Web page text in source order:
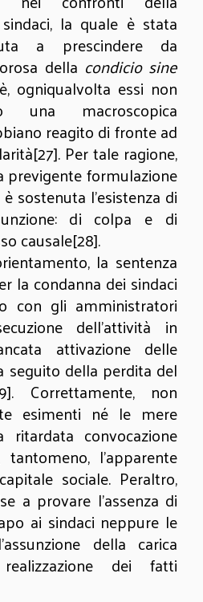
la quale è stata
a prescindere da
della condicio sine
ogniqualvolta essi non
una macroscopica
reagito di fronte ad
[27]. Per tale ragione,
formulazione
sostenuta l’esistenza di
di colpa e di
causale[28].
la sentenza
la condanna dei sindaci
con gli amministratori
dell’attività in
attivazione delle
seguito della perdita del
. Correttamente, non
esimenti né le mere
ritardata convocazione
tantomeno, l’apparente
sociale. Peraltro,
a provare l’assenza di
ai sindaci neppure le
della carica
dei fatti